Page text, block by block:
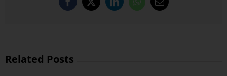
Facebook
X LinkedInWhatsApp
Email
Related Posts